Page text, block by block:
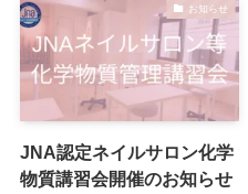
お知らせ
JNA認定ネイルサロン化学
物質講習会開催のお知らせ